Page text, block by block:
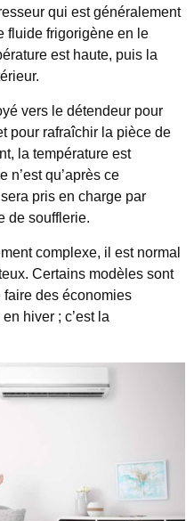
qui est généralement
fluide frigorigène en le
est haute, puis la
vers le détendeur pour
pour rafraîchir la pièce de
la température est
n’est qu’après ce
pris en charge par
de soufflerie.
complexe, il est normal
Certains modèles sont
faire des économies
hiver ; c’est la